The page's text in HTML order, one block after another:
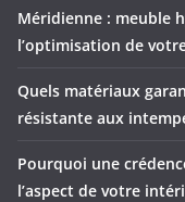
Méridienne : meuble
l’optimisation de
Quels matériaux
résistante aux
Pourquoi une
l’aspect de votre